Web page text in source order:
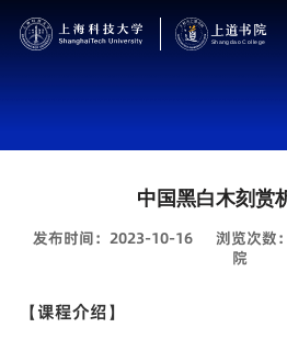
中国黑白木刻赏
发布时间：2023-10-16
浏览次数：
院
【课程介绍】